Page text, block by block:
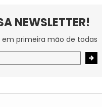
NEWSLETTER!
primeira mão de todas